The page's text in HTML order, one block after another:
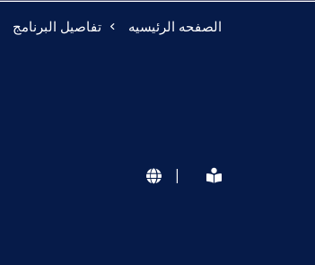
الصفحه الرئيسيه تفاصيل البرنامج
|